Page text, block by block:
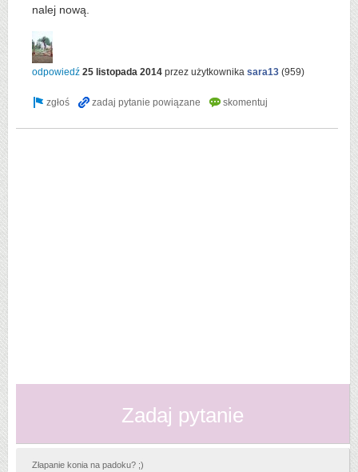
nalej nową.
odpowiedź 25 listopada 2014 przez użytkownika sara13 (959)
Zadaj pytanie
Złapanie konia na padoku? ;)